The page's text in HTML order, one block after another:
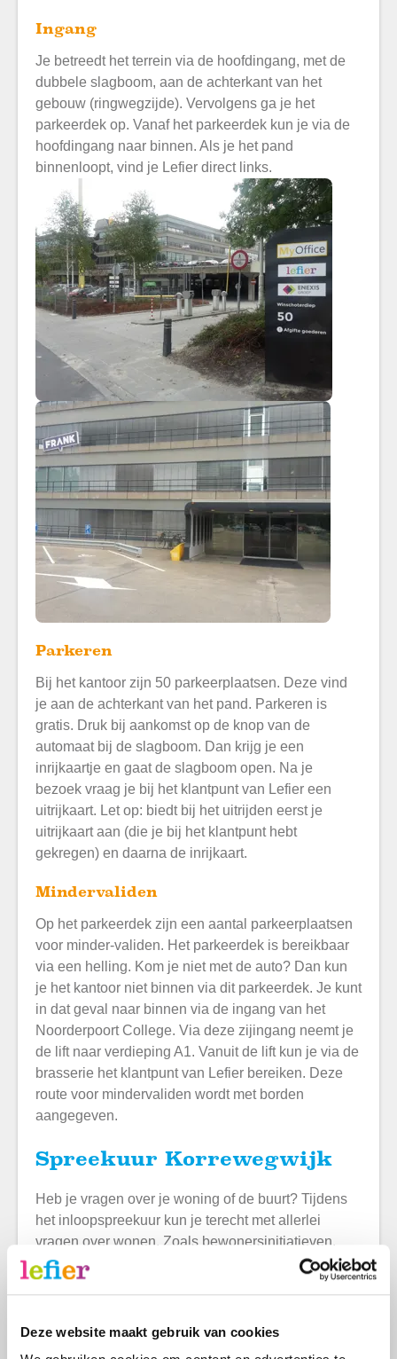
Deze website maakt gebruik van cookies
Ingang
Je betreedt het terrein via de hoofdingang, met de
dubbele slagboom, aan de achterkant van het
gebouw (ringwegzijde). Vervolgens ga je het
parkeerdek op. Vanaf het parkeerdek kun je via de
hoofdingang naar binnen. Als je het pand
binnenloopt, vind je Lefier direct links.
Parkeren
Bij het kantoor zijn 50 parkeerplaatsen. Deze vind
je aan de achterkant van het pand. Parkeren is
gratis. Druk bij aankomst op de knop van de
automaat bij de slagboom. Dan krijg je een
inrijkaartje en gaat de slagboom open. Na je
bezoek vraag je bij het klantpunt van Lefier een
uitrijkaart. Let op: biedt bij het uitrijden eerst je
uitrijkaart aan (die je bij het klantpunt hebt
gekregen) en daarna de inrijkaart.
Mindervaliden
Op het parkeerdek zijn een aantal parkeerplaatsen
voor minder-validen. Het parkeerdek is bereikbaar
via een helling. Kom je niet met de auto? Dan kun
je het kantoor niet binnen via dit parkeerdek. Je kunt
in dat geval naar binnen via de ingang van het
Noorderpoort College. Via deze zijingang neemt je
de lift naar verdieping A1. Vanuit de lift kun je via de
brasserie het klantpunt van Lefier bereiken. Deze
route voor mindervaliden wordt met borden
aangegeven.
Spreekuur Korrewegwijk
Heb je vragen over je woning of de buurt? Tijdens
het inloopspreekuur kun je terecht met allerlei
vragen over wonen. Zoals bewonersinitiatieven,
(nieuwbouw)projecten in de wijk, overlast,
huurbetaling of je leefomgeving. Loop gerust
Elke woensdagmiddag van 13.00-15.00